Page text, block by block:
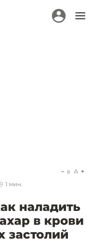
1 мин.
a A
наладить
в крови
застолий